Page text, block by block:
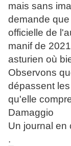
mais sans
demande
officielle de
manif de
asturien où
Observons
dépassent
qu'elle
Damaggio
Un journal en
.